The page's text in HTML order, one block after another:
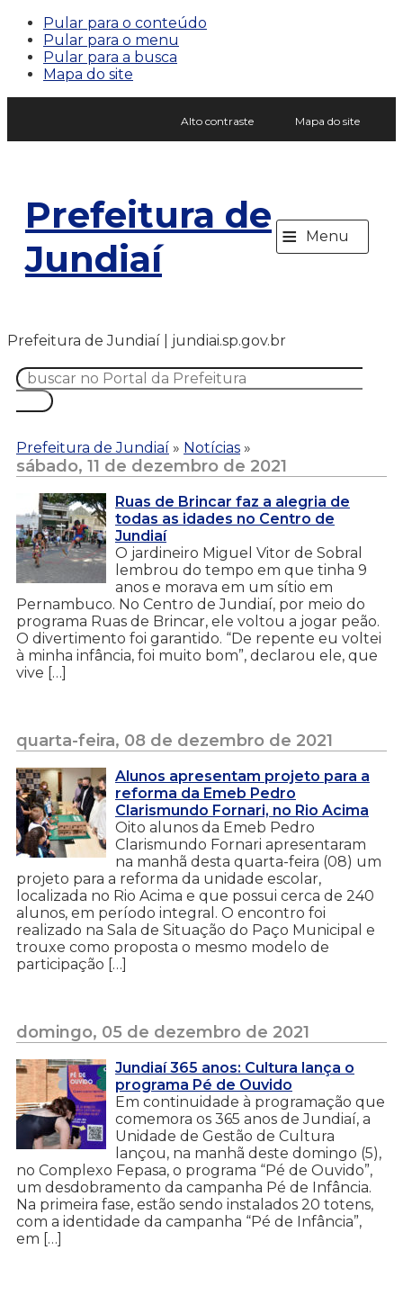
Pular para o conteúdo
Pular para o menu
Pular para a busca
Mapa do site
Alto contraste Mapa do site
Prefeitura de
Jundiaí
≡ Menu
Prefeitura de Jundiaí | jundiai.sp.gov.br
Prefeitura de Jundiaí » Notícias »
sábado, 11 de dezembro de 2021
Ruas de Brincar faz a alegria de
todas as idades no Centro de
Jundiaí
O jardineiro Miguel Vitor de Sobral
lembrou do tempo em que tinha 9
anos e morava em um sítio em
Pernambuco. No Centro de Jundiaí, por meio do
programa Ruas de Brincar, ele voltou a jogar peão.
O divertimento foi garantido. “De repente eu voltei
à minha infância, foi muito bom”, declarou ele, que
vive […]
quarta-feira, 08 de dezembro de 2021
Alunos apresentam projeto para a
reforma da Emeb Pedro
Clarismundo Fornari, no Rio Acima
Oito alunos da Emeb Pedro
Clarismundo Fornari apresentaram
na manhã desta quarta-feira (08) um
projeto para a reforma da unidade escolar,
localizada no Rio Acima e que possui cerca de 240
alunos, em período integral. O encontro foi
realizado na Sala de Situação do Paço Municipal e
trouxe como proposta o mesmo modelo de
participação […]
domingo, 05 de dezembro de 2021
Jundiaí 365 anos: Cultura lança o
programa Pé de Ouvido
Em continuidade à programação que
comemora os 365 anos de Jundiaí, a
Unidade de Gestão de Cultura
lançou, na manhã deste domingo (5),
no Complexo Fepasa, o programa “Pé de Ouvido”,
um desdobramento da campanha Pé de Infância.
Na primeira fase, estão sendo instalados 20 totens,
com a identidade da campanha “Pé de Infância”,
em […]